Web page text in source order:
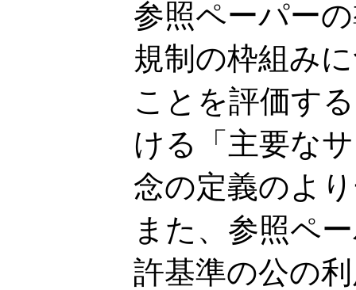
参照ペーパー
規制の枠組み
ことを評価す
ける「主要な
念の定義のよ
また、参照ペ
許基準の公の